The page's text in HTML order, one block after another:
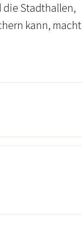
die Stadthallen,
kann, macht